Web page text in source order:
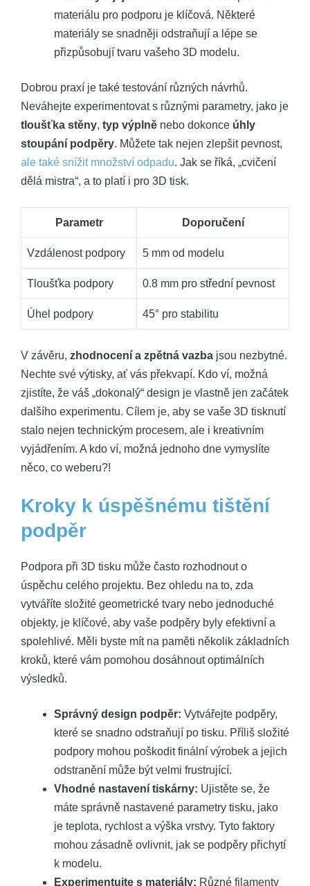
materiálu pro podporu je klíčová. Některé
materiály se snadněji odstraňují a lépe se
přizpůsobují tvaru vašeho 3D modelu.
Dobrou praxí je také testování různých návrhů.
Neváhejte experimentovat s různými parametry, jako je
tloušťka stěny, typ výplně nebo dokonce úhly
stoupání podpěry. Můžete tak nejen zlepšit pevnost,
ale také snížit množství odpadu. Jak se říká, „cvičení
dělá mistra“, a to platí i pro 3D tisk.
Parametr Doporučení
Vzdálenost podpory 5 mm od modelu
Tloušťka podpory 0.8 mm pro střední pevnost
Úhel podpory 45° pro stabilitu
V závěru, zhodnocení a zpětná vazba jsou nezbytné.
Nechte své výtisky, ať vás překvapí. Kdo ví, možná
zjistíte, že váš „dokonalý“ design je vlastně jen začátek
dalšího experimentu. Cílem je, aby se vaše 3D tisknutí
stalo nejen technickým procesem, ale i kreativním
vyjádřením. A kdo ví, možná jednoho dne vymyslíte
něco, co weberu?!
Kroky k úspěšnému tištění
podpěr
Podpora při 3D tisku může často rozhodnout o
úspěchu celého projektu. Bez ohledu na to, zda
vytváříte složité geometrické tvary nebo jednoduché
objekty, je klíčové, aby vaše podpěry byly efektivní a
spolehlivé. Měli byste mít na paměti několik základních
kroků, které vám pomohou dosáhnout optimálních
výsledků.
Správný design podpěr: Vytvářejte podpěry,
které se snadno odstraňují po tisku. Příliš složité
podpory mohou poškodit finální výrobek a jejich
odstranění může být velmi frustrující.
Vhodné nastavení tiskárny: Ujistěte se, že
máte správně nastavené parametry tisku, jako
je teplota, rychlost a výška vrstvy. Tyto faktory
mohou zásadně ovlivnit, jak se podpěry přichytí
k modelu.
Experimentujte s materiály: Různé filamenty